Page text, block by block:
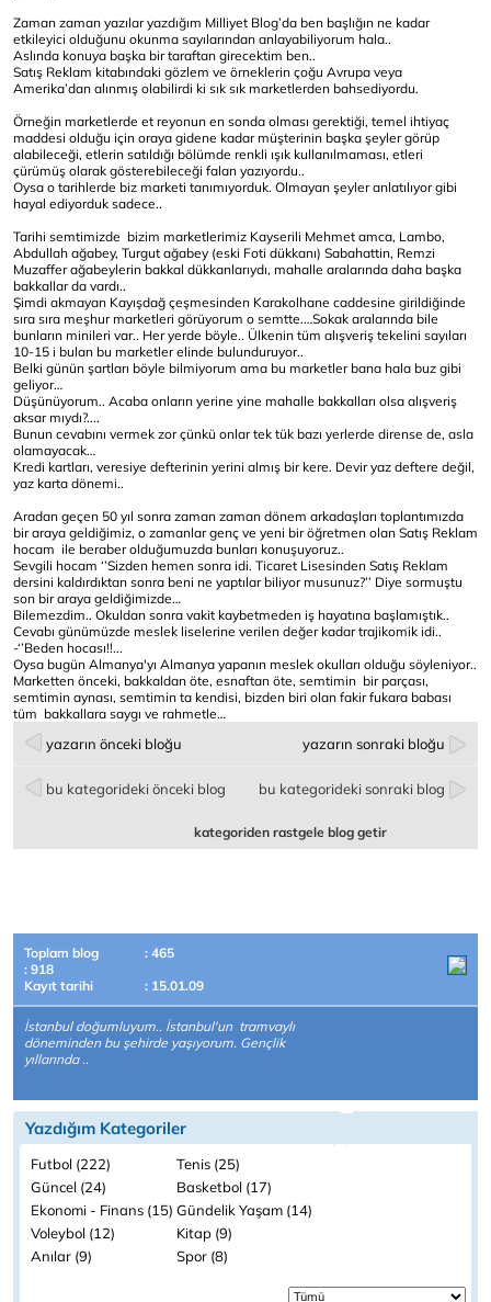
Zaman zaman yazılar yazdığım Milliyet Blog’da ben başlığın ne kadar
etkileyici olduğunu okunma sayılarından anlayabiliyorum hala..
Aslında konuya başka bir taraftan girecektim ben..
Satış Reklam kitabındaki gözlem ve örneklerin çoğu Avrupa veya
Amerika’dan alınmış olabilirdi ki sık sık marketlerden bahsediyordu.
Örneğin marketlerde et reyonun en sonda olması gerektiği, temel ihtiyaç
maddesi olduğu için oraya gidene kadar müşterinin başka şeyler görüp
alabileceği, etlerin satıldığı bölümde renkli ışık kullanılmaması, etleri
çürümüş olarak gösterebileceği falan yazıyordu..
Oysa o tarihlerde biz marketi tanımıyorduk. Olmayan şeyler anlatılıyor gibi
hayal ediyorduk sadece..
Tarihi semtimizde bizim marketlerimiz Kayserili Mehmet amca, Lambo,
Abdullah ağabey, Turgut ağabey (eski Foti dükkanı) Sabahattin, Remzi
Muzaffer ağabeylerin bakkal dükkanlarıydı, mahalle aralarında daha başka
bakkallar da vardı..
Şimdi akmayan Kayışdağ çeşmesinden Karakolhane caddesine girildiğinde
sıra sıra meşhur marketleri görüyorum o semtte.…Sokak aralarında bile
bunların minileri var.. Her yerde böyle.. Ülkenin tüm alışveriş tekelini sayıları
10-15 i bulan bu marketler elinde bulunduruyor..
Belki günün şartları böyle bilmiyorum ama bu marketler bana hala buz gibi
geliyor…
Düşünüyorum.. Acaba onların yerine yine mahalle bakkalları olsa alışveriş
aksar mıydı?....
Bunun cevabını vermek zor çünkü onlar tek tük bazı yerlerde dirense de, asla
olamayacak…
Kredi kartları, veresiye defterinin yerini almış bir kere. Devir yaz deftere değil,
yaz karta dönemi..
Aradan geçen 50 yıl sonra zaman zaman dönem arkadaşları toplantımızda
bir araya geldiğimiz, o zamanlar genç ve yeni bir öğretmen olan Satış Reklam
hocam ile beraber olduğumuzda bunları konuşuyoruz..
Sevgili hocam ‘’Sizden hemen sonra idi. Ticaret Lisesinden Satış Reklam
dersini kaldırdıktan sonra beni ne yaptılar biliyor musunuz?’’ Diye sormuştu
son bir araya geldiğimizde…
Bilemezdim.. Okuldan sonra vakit kaybetmeden iş hayatına başlamıştık..
Cevabı günümüzde meslek liselerine verilen değer kadar trajikomik idi..
-‘’Beden hocası!!...
Oysa bugün Almanya'yı Almanya yapanın meslek okulları olduğu söyleniyor..
Marketten önceki, bakkaldan öte, esnaftan öte, semtimin bir parçası,
semtimin aynası, semtimin ta kendisi, bizden biri olan fakir fukara babası
tüm bakkallara saygı ve rahmetle…
yazarın önceki bloğu yazarın sonraki bloğu
bu kategorideki önceki blog bu kategorideki sonraki blog
kategoriden rastgele blog getir
Toplam blog
: 465
: 918
Kayıt tarihi
: 15.01.09
İstanbul doğumluyum.. İstanbul'un tramvaylı
döneminden bu şehirde yaşıyorum. Gençlik
yıllarında ..
Yazdığım Kategoriler
Futbol (222)
Tenis (25)
Güncel (24)
Basketbol (17)
Ekonomi - Finans (15) Gündelik Yaşam (14)
Voleybol (12)
Kitap (9)
Anılar (9)
Spor (8)